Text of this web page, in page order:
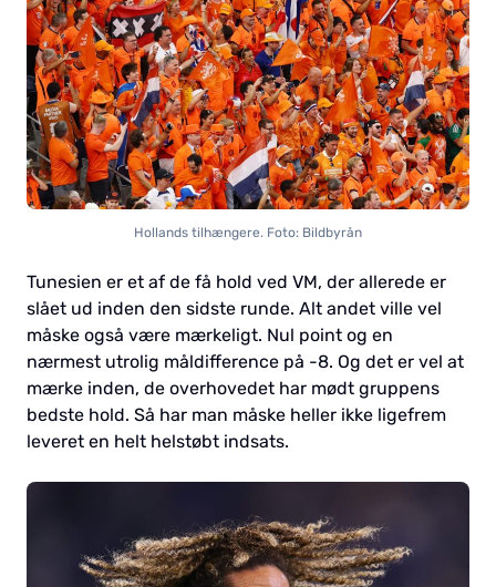
Hollands tilhængere. Foto: Bildbyrån
Tunesien er et af de få hold ved VM, der allerede er
slået ud inden den sidste runde. Alt andet ville vel
måske også være mærkeligt. Nul point og en
nærmest utrolig måldifference på -8. Og det er vel at
mærke inden, de overhovedet har mødt gruppens
bedste hold. Så har man måske heller ikke ligefrem
leveret en helt helstøbt indsats.